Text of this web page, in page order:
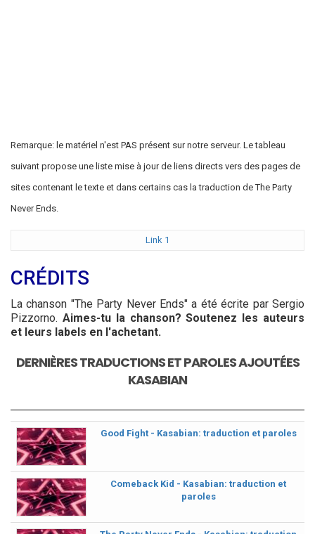
Remarque: le matériel n'est PAS présent sur notre serveur. Le tableau
suivant propose une liste mise à jour de liens directs vers des pages de
sites contenant le texte et dans certains cas la traduction de The Party
Never Ends.
Link 1
CRÉDITS
La chanson "The Party Never Ends" a été écrite par Sergio
Pizzorno. Aimes-tu la chanson? Soutenez les auteurs
et leurs labels en l'achetant.
DERNIÈRES TRADUCTIONS ET PAROLES AJOUTÉES
KASABIAN
Good Fight - Kasabian: traduction et paroles
Comeback Kid - Kasabian: traduction et
paroles